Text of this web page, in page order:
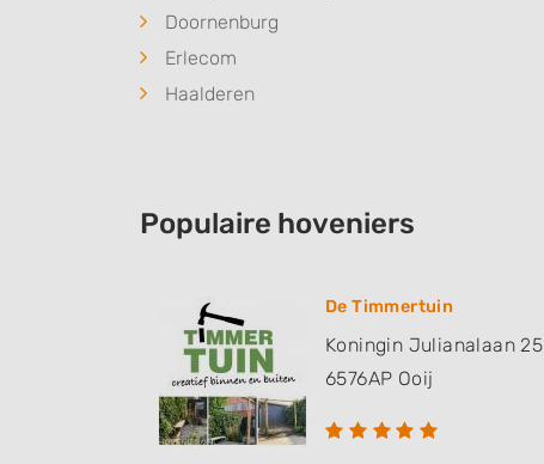
Doornenburg
Erlecom
Haalderen
Populaire hoveniers
De Timmertuin
Koningin Julianalaan 25
6576AP Ooij